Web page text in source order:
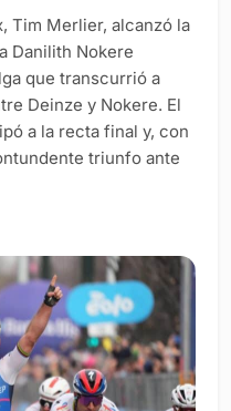
Tim Merlier, alcanzó la
Danilith Nokere
que transcurrió a
Deinze y Nokere. El
a la recta final y, con
triunfo ante